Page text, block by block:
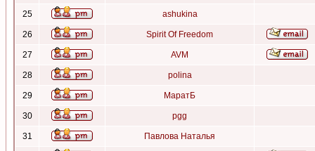
25 ashukina
26 Spirit Of Freedom
27 AVM
28 polina
29 МаратБ
30 pgg
31 Павлова Наталья